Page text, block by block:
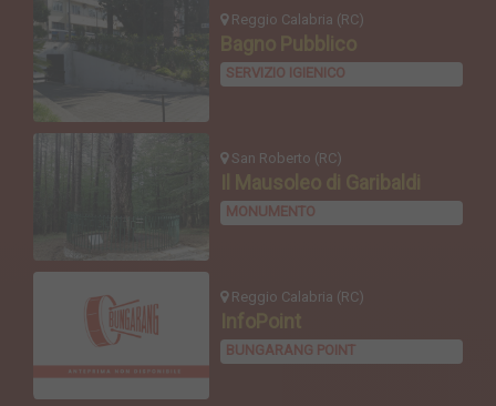
Reggio Calabria (RC)
Bagno Pubblico
SERVIZIO IGIENICO
San Roberto (RC)
Il Mausoleo di Garibaldi
MONUMENTO
Reggio Calabria (RC)
InfoPoint
BUNGARANG POINT